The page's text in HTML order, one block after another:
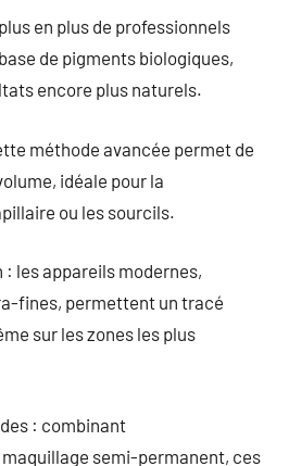
en plus de professionnels
de pigments biologiques,
encore plus naturels.
méthode avancée permet de
idéale pour la
ou les sourcils.
les appareils modernes,
fines, permettent un tracé
sur les zones les plus
: combinant
semi-permanent, ces